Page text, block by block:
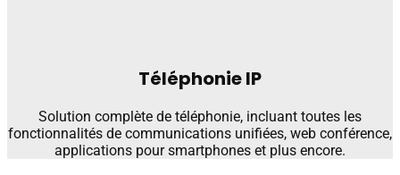
Téléphonie IP
Solution complète de téléphonie, incluant toutes les
fonctionnalités de communications unifiées, web conférence,
applications pour smartphones et plus encore.